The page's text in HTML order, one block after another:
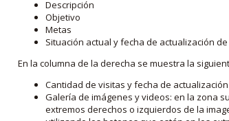
Descripción
Objetivo
Metas
Situación actual y fecha de actualización
En la columna de la derecha se muestra la
Cantidad de visitas y fecha de
Galería de imágenes y videos: en la zona
extremos derechos o izquierdos de la